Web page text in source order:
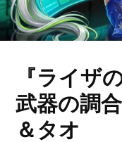
『ライザ
武器の調
＆タオ